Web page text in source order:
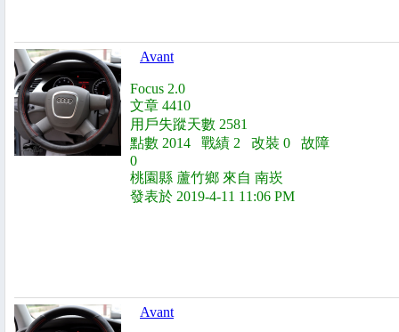
Avant
Focus 2.0
文章 4410
用戶失蹤天數 2581
點數 2014 戰績 2 改裝 0 故障
0
桃園縣 蘆竹鄉 來自 南崁
發表於 2019-4-11 11:06 PM
Avant